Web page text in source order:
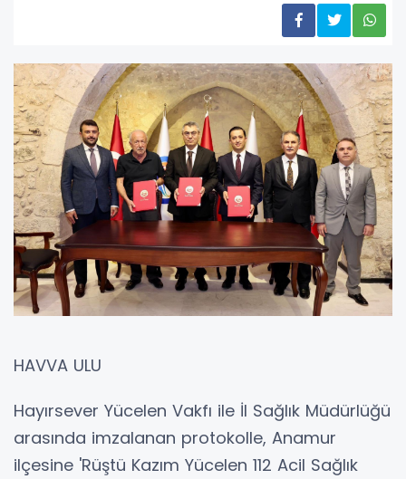
HAVVA ULU
Hayırsever Yücelen Vakfı ile İl Sağlık Müdürlüğü
arasında imzalanan protokolle, Anamur
ilçesine 'Rüştü Kazım Yücelen 112 Acil Sağlık